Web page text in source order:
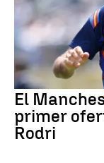
El
primer
Rodri